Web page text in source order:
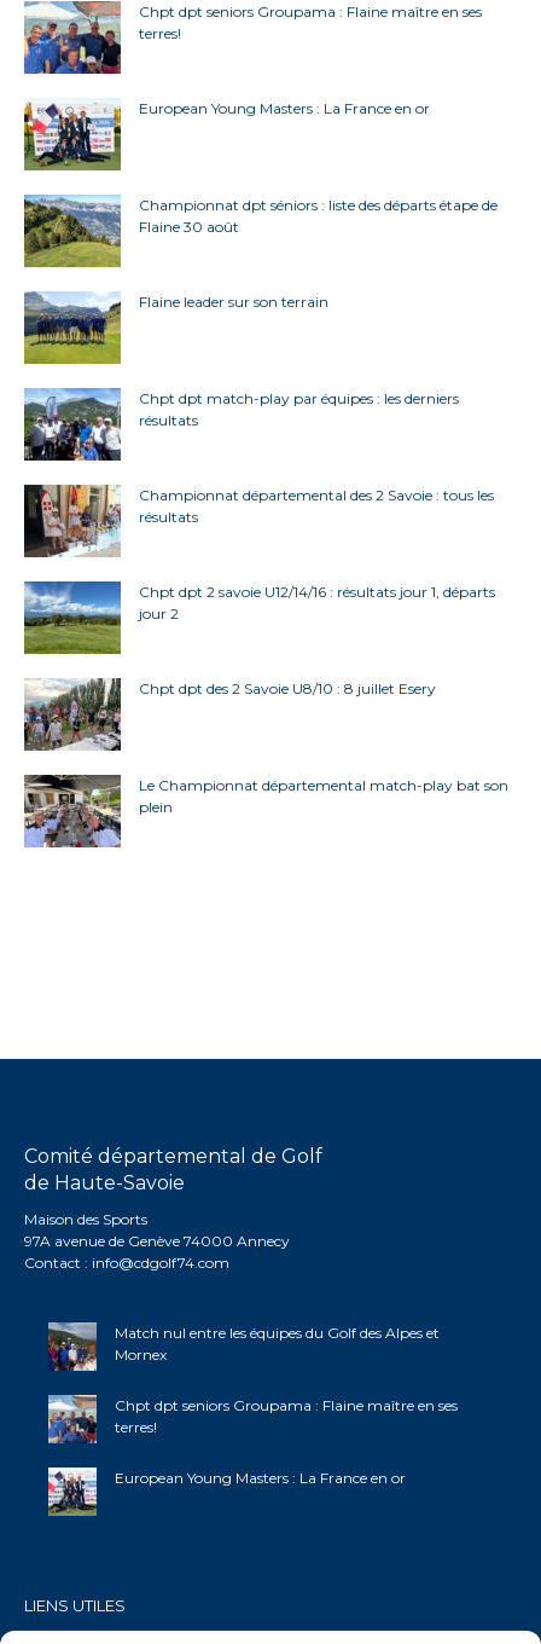
Chpt dpt seniors Groupama : Flaine maître en ses
terres!
European Young Masters : La France en or
Championnat dpt séniors : liste des départs étape de
Flaine 30 août
Flaine leader sur son terrain
Chpt dpt match-play par équipes : les derniers
résultats
Championnat départemental des 2 Savoie : tous les
résultats
Chpt dpt 2 savoie U12/14/16 : résultats jour 1, départs
jour 2
Chpt dpt des 2 Savoie U8/10 : 8 juillet Esery
Le Championnat départemental match-play bat son
plein
Comité départemental de Golf
de Haute-Savoie
Maison des Sports
97A avenue de Genève 74000 Annecy
Contact : info@cdgolf74.com
Match nul entre les équipes du Golf des Alpes et
Mornex
Chpt dpt seniors Groupama : Flaine maître en ses
terres!
European Young Masters : La France en or
LIENS UTILES